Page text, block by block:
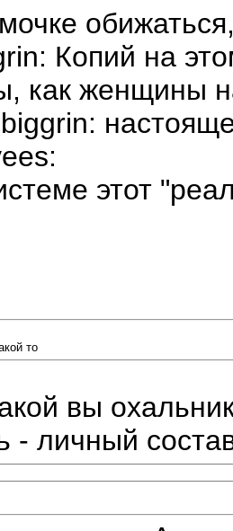
Копий на
как женщины
этот
то
вы
- личный